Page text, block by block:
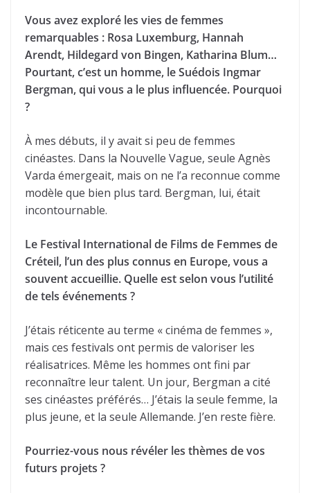
Vous avez exploré les vies de femmes
remarquables : Rosa Luxemburg, Hannah
Arendt, Hildegard von Bingen, Katharina Blum…
Pourtant, c’est un homme, le Suédois Ingmar
Bergman, qui vous a le plus influencée. Pourquoi
?
À mes débuts, il y avait si peu de femmes
cinéastes. Dans la Nouvelle Vague, seule Agnès
Varda émergeait, mais on ne l’a reconnue comme
modèle que bien plus tard. Bergman, lui, était
incontournable.
Le Festival International de Films de Femmes de
Créteil, l’un des plus connus en Europe, vous a
souvent accueillie. Quelle est selon vous l’utilité
de tels événements ?
J’étais réticente au terme « cinéma de femmes »,
mais ces festivals ont permis de valoriser les
réalisatrices. Même les hommes ont fini par
reconnaître leur talent. Un jour, Bergman a cité
ses cinéastes préférés… J’étais la seule femme, la
plus jeune, et la seule Allemande. J’en reste fière.
Pourriez-vous nous révéler les thèmes de vos
futurs projets ?